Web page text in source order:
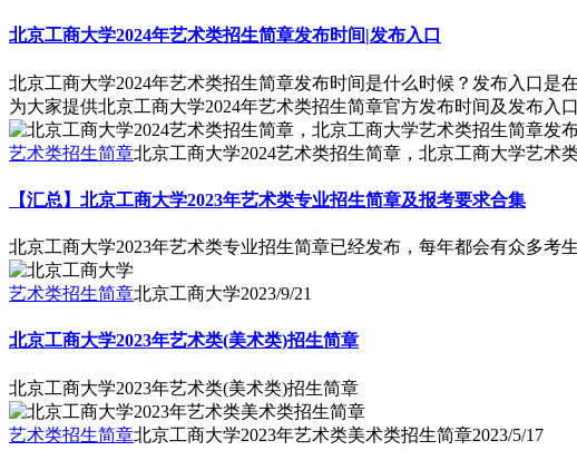
北京工商大学2024年艺术类招生简章发布时间|发布入口
北京工商大学2024年艺术类招生简章发布时间是什么时候？发布入口
为大家提供北京工商大学2024年艺术类招生简章官方发布时间及发布入
艺术类招生简章北京工商大学2024艺术类招生简章，北京工商大学艺术
【汇总】北京工商大学2023年艺术类专业招生简章及报考要求合集
北京工商大学2023年艺术类专业招生简章已经发布，每年都会有众多考
艺术类招生简章北京工商大学2023/9/21
北京工商大学2023年艺术类(美术类)招生简章
北京工商大学2023年艺术类(美术类)招生简章
艺术类招生简章北京工商大学2023年艺术类美术类招生简章2023/5/17